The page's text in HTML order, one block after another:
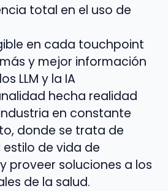
total en el uso de
en cada touchpoint
y mejor información
LLM y la IA
hecha realidad
en constante
donde se trata de
de vida de
proveer soluciones a los
de la salud.